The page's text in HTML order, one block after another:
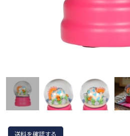
送料を確認する
送料を確認する